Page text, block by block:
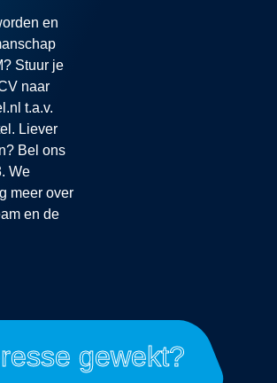
en
Stuur je
naar
t.a.v.
Liever
Bel ons
We
meer over
en de
gewekt?